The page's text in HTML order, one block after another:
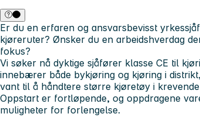
Er du en erfaren og ansvarsbevisst
kjøreruter? Ønsker du en arbeidshverdag
fokus?
Vi søker nå dyktige sjåfører klasse CE til
innebærer både bykjøring og kjøring i
vant til å håndtere større kjøretøy i
Oppstart er fortløpende, og oppdragene
muligheter for forlengelse.